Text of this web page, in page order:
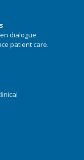
dialogue
patient care.